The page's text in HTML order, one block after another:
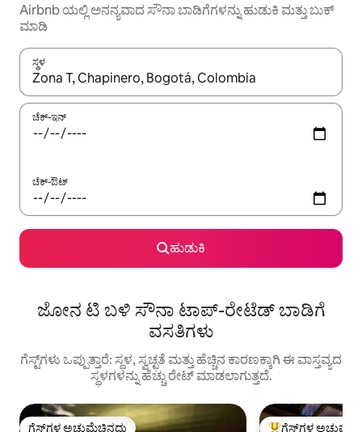
Airbnb ಯಲ್ಲಿ ಅನನ್ಯವಾದ ಸೌನಾ ಬಾಡಿಗೆಗಳನ್ನು ಹುಡುಕಿ ಮತ್ತು ಬುಕ್
ಮಾಡಿ
ಸ್ಥಳ
ಫಲಿತಾಂಶಗಳು ಲಭ್ಯವಿರುವಾಗ, ಅಪ್ ಮತ್ತು ಡೌನ್ ಬಾಣದ ಕೀಲಿಗಳೊಂದಿಗೆ
ಚೆಕ್-ಇನ್
ಚೆಕ್-ಔಟ್
ಹುಡುಕಿ
ಜೋನ ಟಿ ಬಳಿ ಸೌನಾ ಟಾಪ್-ರೇಟೆಡ್ ಬಾಡಿಗೆ
ವಸತಿಗಳು
ಗೆಸ್ಟ್‌ಗಳು ಒಪ್ಪುತ್ತಾರೆ: ಸ್ಥಳ, ಸ್ವಚ್ಛತೆ ಮತ್ತು ಹೆಚ್ಚಿನ ಕಾರಣಕ್ಕಾಗಿ ಈ ವಾಸ್ತವ್ಯದ
ಸ್ಥಳಗಳನ್ನು ಹೆಚ್ಚು ರೇಟ್ ಮಾಡಲಾಗುತ್ತದೆ.
ಗೆಸ್ಟ್‌ಗಳ ಅಚ್ಚುಮೆಚ್ಚಿನದು ಗೆಸ್ಟ್‌ಗಳ